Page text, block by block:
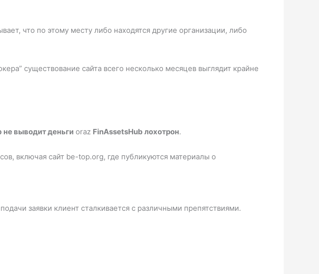
что по этому месту либо находятся другие организации, либо
существование сайта всего несколько месяцев выглядит крайне
не выводит деньги oraz FinAssetsHub лохотрон.
включая сайт be-top.org, где публикуются материалы о
заявки клиент сталкивается с различными препятствиями.